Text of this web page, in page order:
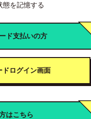
態を記憶する
ド支払いの方
ドログイン画面
はこちら